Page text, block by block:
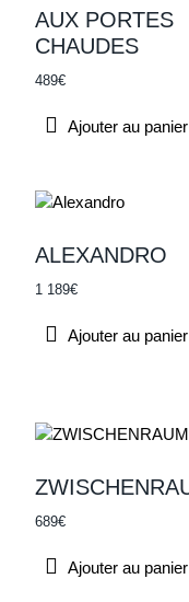
Urbain
Ville
Paysage
Par couleur
Acrylique sur
Technique
AUX PORTES
CHAUDES
489€
Ajouter au panier
ALEXANDRO
1 189€
Ajouter au panier
689€
Ajouter au panier